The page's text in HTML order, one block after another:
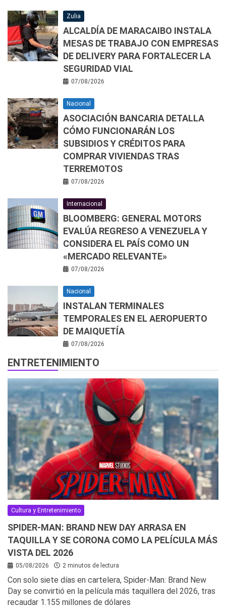
Zulia
ALCALDÍA DE MARACAIBO INSTALA
MESAS DE TRABAJO CON EMPRESAS
DE DELIVERY PARA FORTALECER LA
SEGURIDAD VIAL
07/08/2026
Nacional
ASOCIACIÓN BANCARIA DETALLA
CÓMO FUNCIONARÁN LOS
SUBSIDIOS Y CRÉDITOS PARA
COMPRAR VIVIENDAS TRAS
TERREMOTOS
07/08/2026
Internacional
BLOOMBERG: GENERAL MOTORS
EVALÚA REGRESO A VENEZUELA Y
CONSIDERA EL PAÍS COMO UN
«MERCADO RELEVANTE»
07/08/2026
Nacional
INSTALAN TERMINALES
TEMPORALES EN EL AEROPUERTO
DE MAIQUETÍA
07/08/2026
ENTRETENIMIENTO
Cultura y Entretenimiento
SPIDER-MAN: BRAND NEW DAY ARRASA EN
TAQUILLA Y SE CORONA COMO LA PELÍCULA MÁS
VISTA DEL 2026
05/08/2026 2 minutos de lectura
Con solo siete días en cartelera, Spider-Man: Brand New
Day se convirtió en la película más taquillera del 2026, tras
recaudar 1.155 millones de dólares